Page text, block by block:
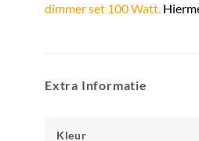
dimmer set 100 Watt.
Extra Informatie
Kleur